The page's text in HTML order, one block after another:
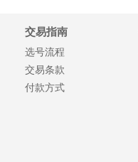
交易指南
选号流程
交易条款
付款方式